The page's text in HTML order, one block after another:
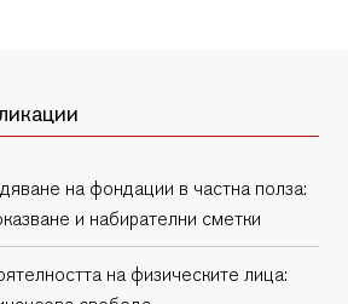
на фондации в частна полза:
и набирателни сметки
на физическите лица: